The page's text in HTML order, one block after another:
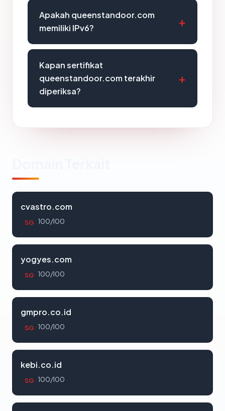
Apakah queenstandoor.com
memiliki IPv6?
Kapan sertifikat
queenstandoor.com terakhir
diperiksa?
cvastro.com
SG 100/100
yogyes.com
SG 100/100
gmpro.co.id
SG 100/100
kebi.co.id
SG 100/100